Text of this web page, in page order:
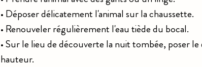
• Déposer délicatement l'animal sur la chaussette.
• Renouveler régulièrement l'eau tiède du bocal.
• Sur le lieu de découverte la nuit tombée, poser
hauteur.